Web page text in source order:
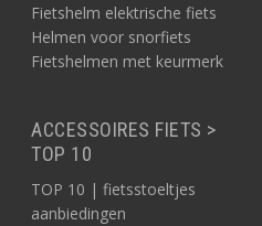
Fietshelm elektrische fiets
Helmen voor snorfiets
Fietshelmen met keurmerk
ACCESSOIRES FIETS >
TOP 10
TOP 10 | fietsstoeltjes
aanbiedingen